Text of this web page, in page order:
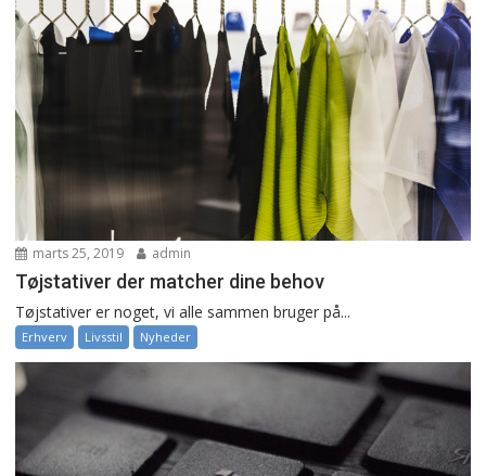
marts 25, 2019 admin
Tøjstativer der matcher dine behov
Tøjstativer er noget, vi alle sammen bruger på...
Erhverv Livsstil Nyheder